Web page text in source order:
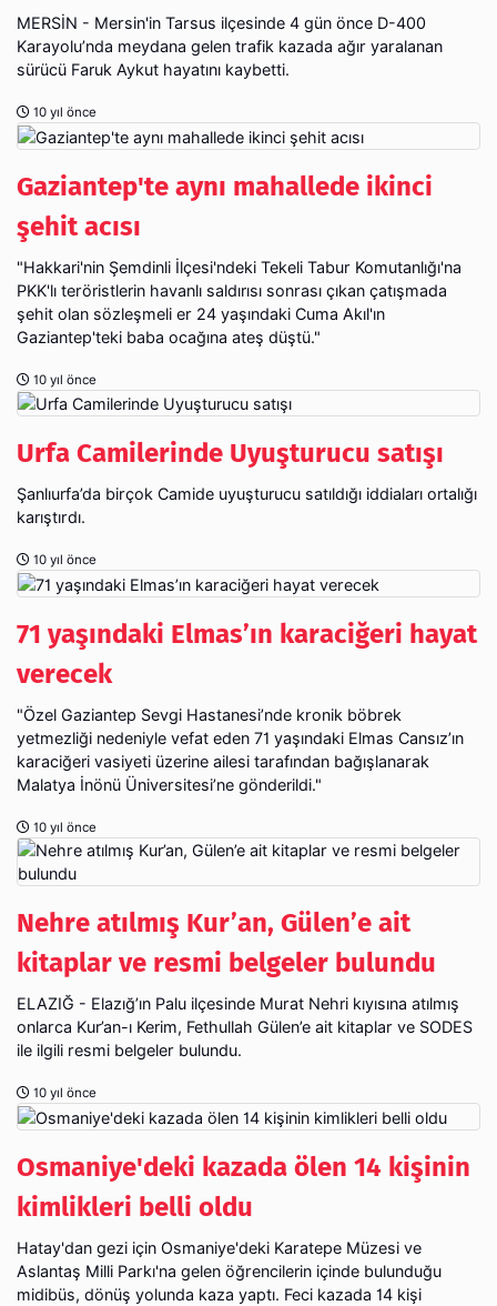
MERSİN - Mersin'in Tarsus ilçesinde 4 gün önce D-400
Karayolu’nda meydana gelen trafik kazada ağır yaralanan
sürücü Faruk Aykut hayatını kaybetti.
10 yıl önce
Gaziantep'te aynı mahallede ikinci
şehit acısı
"Hakkari'nin Şemdinli İlçesi'ndeki Tekeli Tabur Komutanlığı'na
PKK'lı teröristlerin havanlı saldırısı sonrası çıkan çatışmada
şehit olan sözleşmeli er 24 yaşındaki Cuma Akıl'ın
Gaziantep'teki baba ocağına ateş düştü."
10 yıl önce
Urfa Camilerinde Uyuşturucu satışı
Şanlıurfa’da birçok Camide uyuşturucu satıldığı iddiaları ortalığı
karıştırdı.
10 yıl önce
71 yaşındaki Elmas’ın karaciğeri hayat
verecek
"Özel Gaziantep Sevgi Hastanesi’nde kronik böbrek
yetmezliği nedeniyle vefat eden 71 yaşındaki Elmas Cansız’ın
karaciğeri vasiyeti üzerine ailesi tarafından bağışlanarak
Malatya İnönü Üniversitesi’ne gönderildi."
10 yıl önce
Nehre atılmış Kur’an, Gülen’e ait
kitaplar ve resmi belgeler bulundu
ELAZIĞ - Elazığ’ın Palu ilçesinde Murat Nehri kıyısına atılmış
onlarca Kur’an-ı Kerim, Fethullah Gülen’e ait kitaplar ve SODES
ile ilgili resmi belgeler bulundu.
10 yıl önce
Osmaniye'deki kazada ölen 14 kişinin
kimlikleri belli oldu
Hatay'dan gezi için Osmaniye'deki Karatepe Müzesi ve
Aslantaş Milli Parkı'na gelen öğrencilerin içinde bulunduğu
midibüs, dönüş yolunda kaza yaptı. Feci kazada 14 kişi